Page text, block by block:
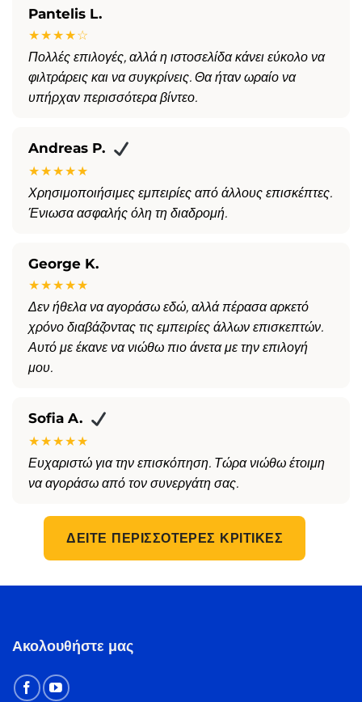
Pantelis L.
★★★★☆
Πολλές επιλογές, αλλά η ιστοσελίδα κάνει εύκολο να
φιλτράρεις και να συγκρίνεις. Θα ήταν ωραίο να
υπήρχαν περισσότερα βίντεο.
Andreas P.
★★★★★
Χρησιμοποιήσιμες εμπειρίες από άλλους επισκέπτες.
Ένιωσα ασφαλής όλη τη διαδρομή.
George K.
★★★★★
Δεν ήθελα να αγοράσω εδώ, αλλά πέρασα αρκετό
χρόνο διαβάζοντας τις εμπειρίες άλλων επισκεπτών.
Αυτό με έκανε να νιώθω πιο άνετα με την επιλογή
μου.
Sofia A.
★★★★★
Ευχαριστώ για την επισκόπηση. Τώρα νιώθω έτοιμη
να αγοράσω από τον συνεργάτη σας.
ΔΕΊΤΕ ΠΕΡΙΣΣΌΤΕΡΕΣ ΚΡΙΤΙΚΈΣ
Ακολουθήστε μας